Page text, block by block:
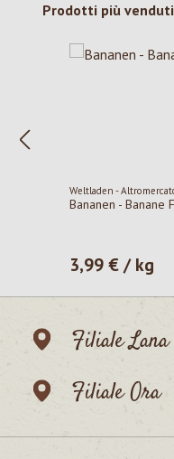
Salta la galleria dei
Prodotti più venduti
Weltladen -
Bananen - Banane
Prezzo normale:
3,99 € / kg
Filiale Lana
Filiale Ora